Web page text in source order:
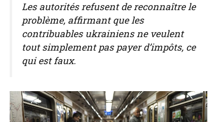
Les autorités refusent de reconnaître le
problème, affirmant que les
contribuables ukrainiens ne veulent
tout simplement pas payer d’impôts, ce
qui est faux.